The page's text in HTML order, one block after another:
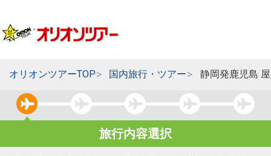
オリオンツアーTOP 国内旅行・ツアー 静岡発鹿児島
旅行内容選択